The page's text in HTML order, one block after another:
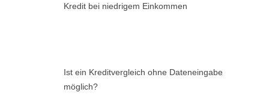
Kredit bei niedrigem Einkommen
Ist ein Kreditvergleich ohne Dateneingabe
möglich?